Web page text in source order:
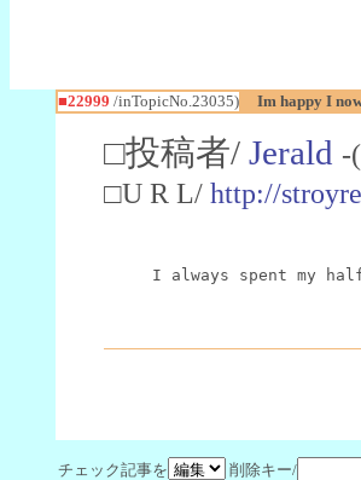
■22999 /inTopicNo.23035) Im happy I
□投稿者/ Jerald -
□U R L/ http://
I always spent my
チェック記事を 削除キー/